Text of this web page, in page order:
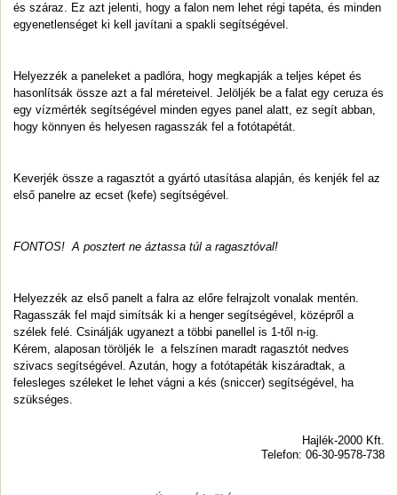
és száraz. Ez azt jelenti, hogy a falon nem lehet régi tapéta, és minden
egyenetlenséget ki kell javítani a spakli segítségével.
Helyezzék a paneleket a padlóra, hogy megkapják a teljes képet és
hasonlítsák össze azt a fal méreteivel. Jelöljék be a falat egy ceruza és
egy vízmérték segítségével minden egyes panel alatt, ez segít abban,
hogy könnyen és helyesen ragasszák fel a fotótapétát.
Keverjék össze a ragasztót a gyártó utasítása alapján, és kenjék fel az
első panelre az ecset (kefe) segítségével.
FONTOS! A posztert ne áztassa túl a ragasztóval!
Helyezzék az első panelt a falra az előre felrajzolt vonalak mentén.
Ragasszák fel majd simítsák ki a henger segítségével, középről a
szélek felé. Csinálják ugyanezt a többi panellel is 1-től n-ig.
Kérem, alaposan töröljék le a felszínen maradt ragasztót nedves
szivacs segítségével. Azután, hogy a fotótapéták kiszáradtak, a
felesleges széleket le lehet vágni a kés (sniccer) segítségével, ha
szükséges.
Hajlék-2000 Kft.
Telefon: 06-30-9578-738